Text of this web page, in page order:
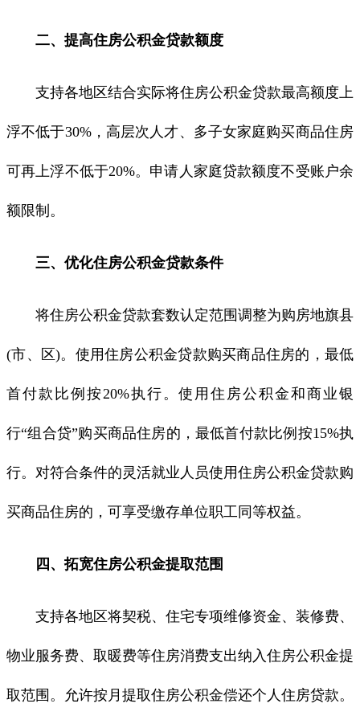
二、提高住房公积金贷款额度
支持各地区结合实际将住房公积金贷款最高额度上
浮不低于30%，高层次人才、多子女家庭购买商品住房
可再上浮不低于20%。申请人家庭贷款额度不受账户余
额限制。
三、优化住房公积金贷款条件
将住房公积金贷款套数认定范围调整为购房地旗县
(市、区)。使用住房公积金贷款购买商品住房的，最低
首付款比例按20%执行。使用住房公积金和商业银
行“组合贷”购买商品住房的，最低首付款比例按15%执
行。对符合条件的灵活就业人员使用住房公积金贷款购
买商品住房的，可享受缴存单位职工同等权益。
四、拓宽住房公积金提取范围
支持各地区将契税、住宅专项维修资金、装修费、
物业服务费、取暖费等住房消费支出纳入住房公积金提
取范围。允许按月提取住房公积金偿还个人住房贷款。